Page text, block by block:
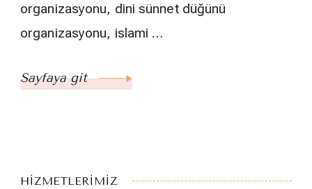
organizasyonu, dini sünnet düğünü
organizasyonu, islami …
Sayfaya git
HİZMETLERİMİZ